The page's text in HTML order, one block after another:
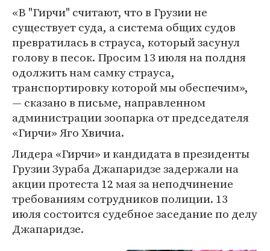
«В "Гирчи" считают, что в Грузии не
существует суда, а система общих судов
превратилась в страуса, который засунул
голову в песок. Просим 13 июля на полдня
одолжить нам самку страуса,
транспортировку которой мы обеспечим»,
— сказано в письме, направленном
администрации зоопарка от председателя
«Гирчи» Яго Хвичиа.
Лидера «Гирчи» и кандидата в президенты
Грузии Зураба Джапаридзе задержали на
акции протеста 12 мая за неподчинение
требованиям сотрудников полиции. 13
июля состоится судебное заседание по делу
Джапаридзе.